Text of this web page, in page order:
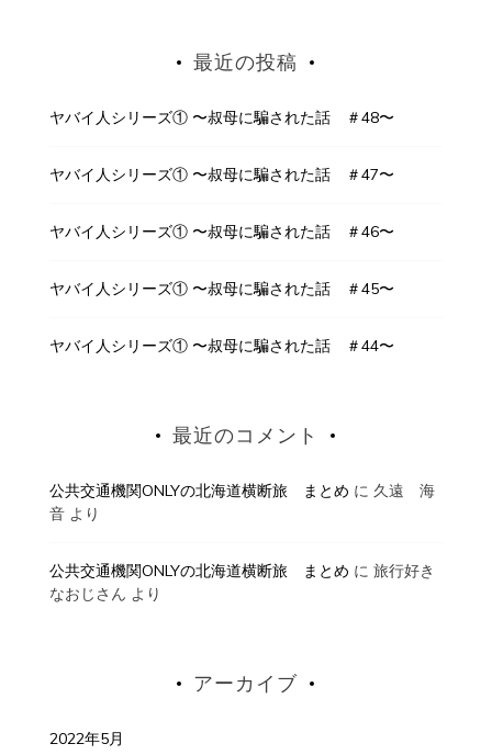
最近の投稿
ヤバイ人シリーズ① 〜叔母に騙された話 ＃48〜
ヤバイ人シリーズ① 〜叔母に騙された話 ＃47〜
ヤバイ人シリーズ① 〜叔母に騙された話 ＃46〜
ヤバイ人シリーズ① 〜叔母に騙された話 ＃45〜
ヤバイ人シリーズ① 〜叔母に騙された話 ＃44〜
最近のコメント
公共交通機関ONLYの北海道横断旅 まとめ に 久遠 海
音より
公共交通機関ONLYの北海道横断旅 まとめ に 旅行好き
なおじさん より
アーカイブ
2022年5月